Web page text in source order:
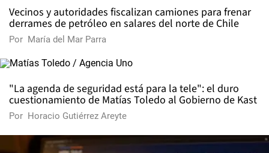
Vecinos y autoridades fiscalizan camiones para frenar
derrames de petróleo en salares del norte de Chile
Por María del Mar Parra
"La agenda de seguridad está para la tele": el duro
cuestionamiento de Matías Toledo al Gobierno de Kast
Por Horacio Gutiérrez Areyte